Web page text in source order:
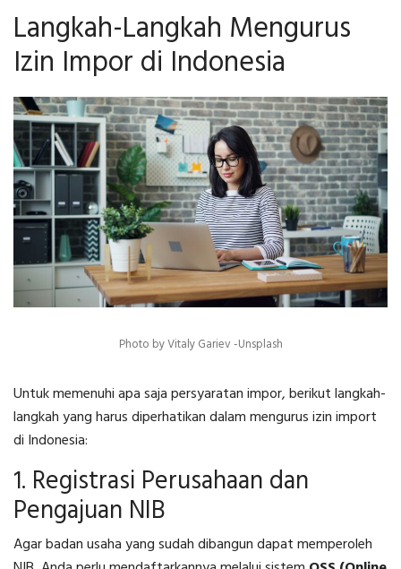
Langkah-Langkah Mengurus
Izin Impor di Indonesia
Photo by Vitaly Gariev -Unsplash
Untuk memenuhiapa saja persyaratan impor, berikut langkah-
langkah yang harus diperhatikan dalam mengurus izin import
di Indonesia:
1. Registrasi Perusahaan dan
Pengajuan NIB
Agar badan usaha yang sudah dibangun dapat memperoleh